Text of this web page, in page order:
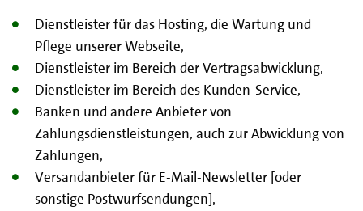
Dienstleister für das Hosting, die Wartung und
Pflege unserer Webseite,
Dienstleister im Bereich der Vertragsabwicklung,
Dienstleister im Bereich des Kunden-Service,
Banken und andere Anbieter von
Zahlungsdienstleistungen, auch zur Abwicklung von
Zahlungen,
Versandanbieter für E-Mail-Newsletter [oder
sonstige Postwurfsendungen],